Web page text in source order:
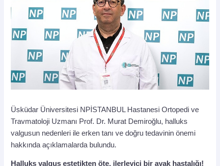
Üsküdar Üniversitesi NPİSTANBUL Hastanesi Ortopedi ve
Travmatoloji Uzmanı Prof. Dr. Murat Demiroğlu, halluks
valgusun nedenleri ile erken tanı ve doğru tedavinin önemi
hakkında açıklamalarda bulundu.
Halluks valgus estetikten öte, ilerleyici bir ayak hastalığı!